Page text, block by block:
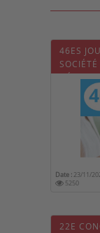
46ES
Date : 23/11/
5250
22E